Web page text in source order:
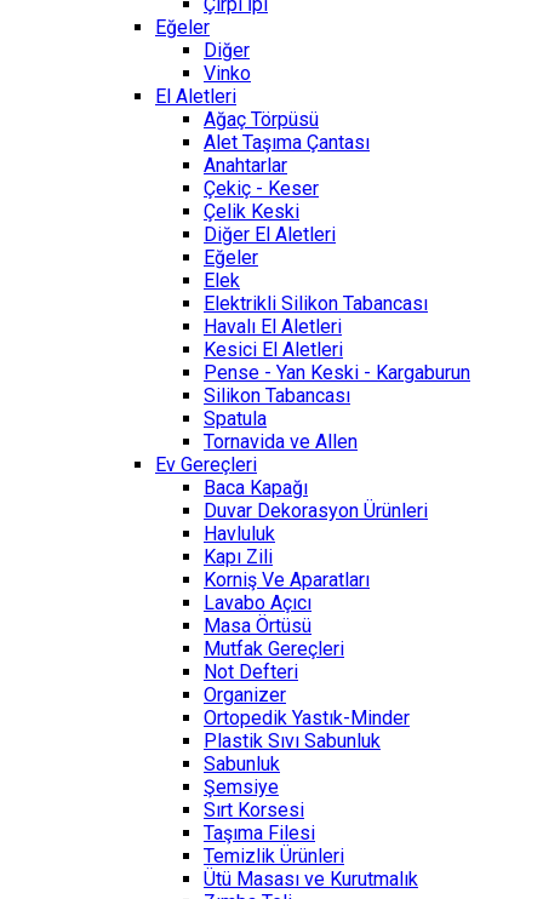
Eğeler
Diğer
Vinko
El Aletleri
Ağaç Törpüsü
Alet Taşıma Çantası
Anahtarlar
Çekiç - Keser
Çelik Keski
Diğer El Aletleri
Eğeler
Elek
Elektrikli Silikon Tabancası
Havalı El Aletleri
Kesici El Aletleri
Pense - Yan Keski - Kargaburun
Silikon Tabancası
Spatula
Tornavida ve Allen
Ev Gereçleri
Baca Kapağı
Duvar Dekorasyon Ürünleri
Havluluk
Kapı Zili
Korniş Ve Aparatları
Lavabo Açıcı
Masa Örtüsü
Mutfak Gereçleri
Not Defteri
Organizer
Ortopedik Yastık-Minder
Plastik Sıvı Sabunluk
Sabunluk
Şemsiye
Sırt Korsesi
Taşıma Filesi
Temizlik Ürünleri
Ütü Masası ve Kurutmalık